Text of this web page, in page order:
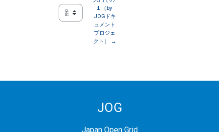
跳至...
１（by
JOGドキ
ュメント
プロジェ
クト） →
JOG
Japan Open Grid